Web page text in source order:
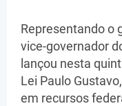
Representando o
vice-governador
lançou nesta
Lei Paulo
em recursos